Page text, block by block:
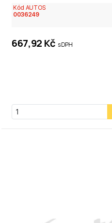
Kód AUTOS
0036249
667,92 Kč s DPH